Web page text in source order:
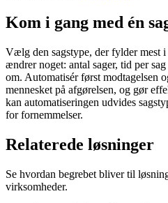
Kom i gang med én
Vælg den sagstype, der fylder mest
ændrer noget: antal sager, tid per
om. Automatisér først modtagelsen
mennesket på afgørelsen, og gør
kan automatiseringen udvides
for fornemmelser.
Relaterede løsninger
Se hvordan begrebet bliver til
virksomheder.